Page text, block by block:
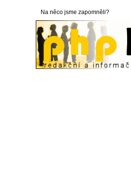
Na něco jsme zapomněli?